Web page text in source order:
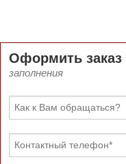
Оформить заказ
заполнения